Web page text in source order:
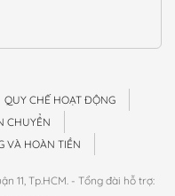
QUY CHẾ HOẠT ĐỘNG
CHUYỂN
VÀ HOÀN TIỀN
11, Tp.HCM. - Tổng đài hỗ trợ: